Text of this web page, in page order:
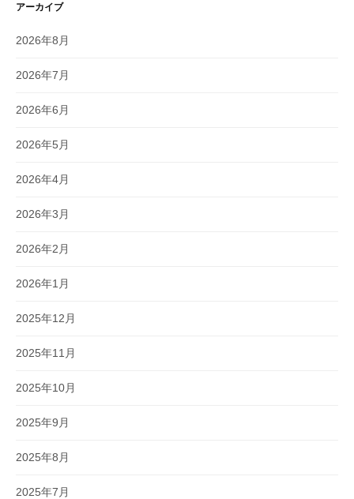
アーカイブ
2026年8月
2026年7月
2026年6月
2026年5月
2026年4月
2026年3月
2026年2月
2026年1月
2025年12月
2025年11月
2025年10月
2025年9月
2025年8月
2025年7月